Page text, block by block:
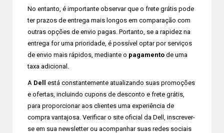
No entanto, é importante observar que o frete grátis pode
ter prazos de entrega mais longos em comparação com
outras opções de envio pagas. Portanto, se a rapidez na
entrega for uma prioridade, é possível optar por serviços
de envio mais rápidos, mediante o pagamento de uma
taxa adicional.
A Dell
está constantemente atualizando suas promoções
e ofertas, incluindo cupons de desconto e frete grátis,
para proporcionar aos clientes uma experiência de
compra vantajosa. Verificar o site oficial da Dell, inscrever-
se em sua newsletter ou acompanhar suas redes sociais